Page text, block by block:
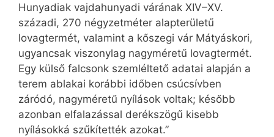
Hunyadiak vajdahunyadi várának XIV–XV.
századi, 270 négyzetméter alapterületű
lovagtermét, valamint a kőszegi vár Mátyáskori,
ugyancsak viszonylag nagyméretű lovagtermét.
Egy külső falcsonk szemléltető adatai alapján a
terem ablakai korábbi időben csúcsívben
záródó, nagyméretű nyílások voltak; később
azonban elfalazással derékszögű kisebb
nyílásokká szűkítették azokat.”